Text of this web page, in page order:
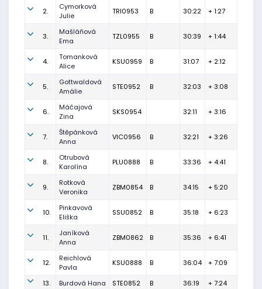
2.
Cymorková
Julie
TRI0953 B 30:22 + 1:27
3.
Mašláňová
Ema
TZL0955 B 30:39 + 1:44
4.
Tomanková
Alice
KSU0959 B 31:07 + 2:12
5.
Gottwaldová
Amálie
STE0952 B 32:03 + 3:08
6.
Máčajová
Zina
SKS0954 32:11 + 3:16
7.
Štěpánková
Anna
VIC0956 B 32:21 + 3:26
8.
Otrubová
Karolína
PLU0888 B 33:36 + 4:41
9.
Rotková
Veronika
ZBM0854 B 34:15 + 5:20
10.
Pinkavová
Eliška
SSU0852 B 35:18 + 6:23
11.
Janíková
Anna
ZBM0862 B 35:36 + 6:41
12.
Reichlová
Pavla
KSU0888 B 36:04 + 7:09
13. Burdová Hana STE0852 B 36:19 + 7:24